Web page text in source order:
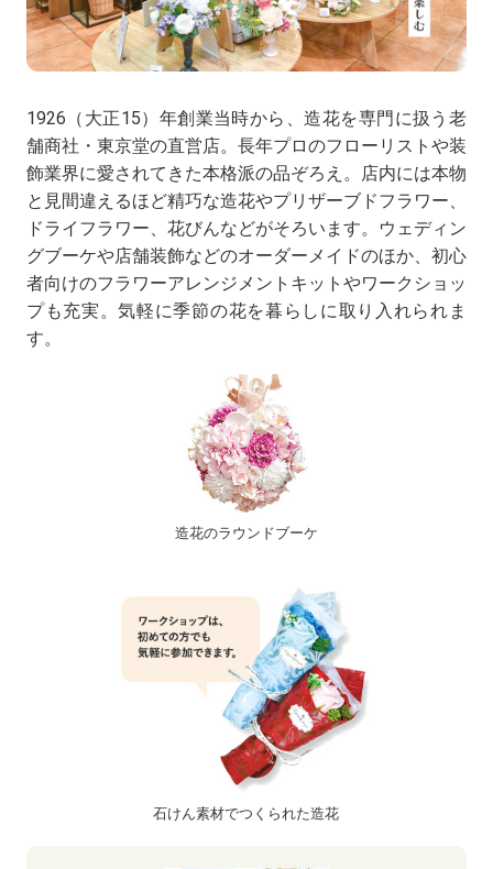
1926（大正15）年創業当時から、造花を専門に扱う老
舗商社・東京堂の直営店。長年プロのフローリストや装
飾業界に愛されてきた本格派の品ぞろえ。店内には本物
と見間違えるほど精巧な造花やプリザーブドフラワー、
ドライフラワー、花びんなどがそろいます。ウェディン
グブーケや店舗装飾などのオーダーメイドのほか、初心
者向けのフラワーアレンジメントキットやワークショッ
プも充実。気軽に季節の花を暮らしに取り入れられま
す。
造花のラウンドブーケ
石けん素材でつくられた造花